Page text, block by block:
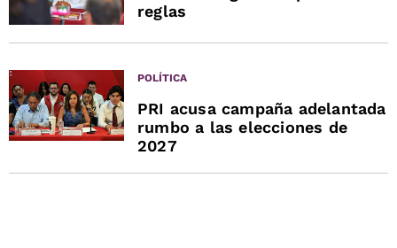
reglas
POLÍTICA
PRI acusa campaña adelantada
rumbo a las elecciones de
2027